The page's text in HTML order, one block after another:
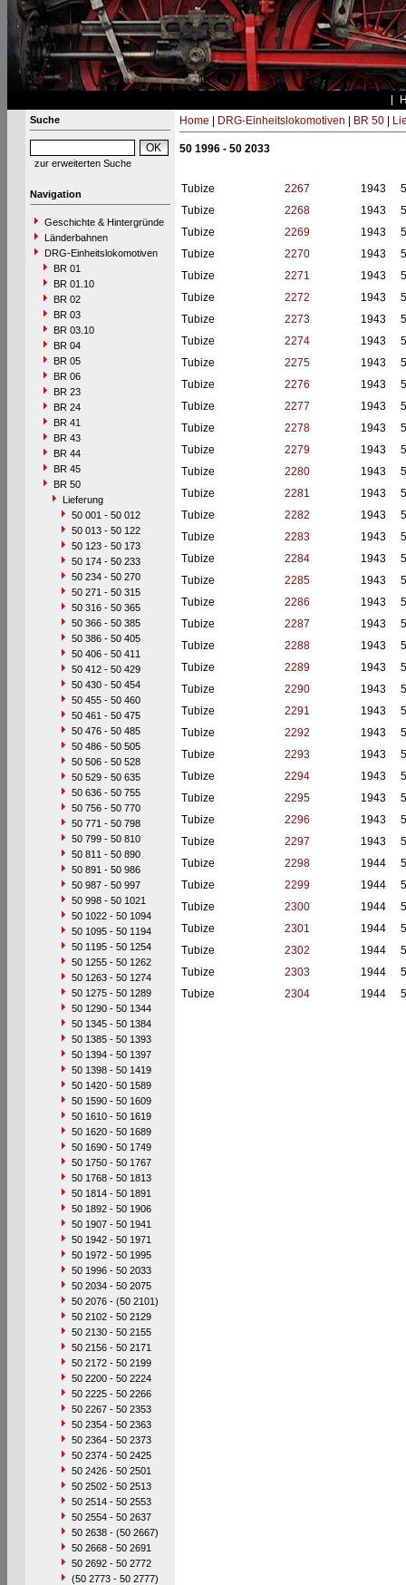
Suche
zur erweiterten Suche
Navigation
Geschichte & Hintergründe
Länderbahnen
DRG-Einheitslokomotiven
BR 01
BR 01.10
BR 02
BR 03
BR 03.10
BR 04
BR 05
BR 06
BR 23
BR 24
BR 41
BR 43
BR 44
BR 45
BR 50
Lieferung
50 001 - 50 012
50 013 - 50 122
50 123 - 50 173
50 174 - 50 233
50 234 - 50 270
50 271 - 50 315
50 316 - 50 365
50 366 - 50 385
50 386 - 50 405
50 406 - 50 411
50 412 - 50 429
50 430 - 50 454
50 455 - 50 460
50 461 - 50 475
50 476 - 50 485
50 486 - 50 505
50 506 - 50 528
50 529 - 50 635
50 636 - 50 755
50 756 - 50 770
50 771 - 50 798
50 799 - 50 810
50 811 - 50 890
50 891 - 50 986
50 987 - 50 997
50 998 - 50 1021
50 1022 - 50 1094
50 1095 - 50 1194
50 1195 - 50 1254
50 1255 - 50 1262
50 1263 - 50 1274
50 1275 - 50 1289
50 1290 - 50 1344
50 1345 - 50 1384
50 1385 - 50 1393
50 1394 - 50 1397
50 1398 - 50 1419
50 1420 - 50 1589
50 1590 - 50 1609
50 1610 - 50 1619
50 1620 - 50 1689
50 1690 - 50 1749
50 1750 - 50 1767
50 1768 - 50 1813
50 1814 - 50 1891
50 1892 - 50 1906
50 1907 - 50 1941
50 1942 - 50 1971
50 1972 - 50 1995
50 1996 - 50 2033
50 2034 - 50 2075
50 2076 - (50 2101)
50 2102 - 50 2129
50 2130 - 50 2155
50 2156 - 50 2171
50 2172 - 50 2199
50 2200 - 50 2224
50 2225 - 50 2266
50 2267 - 50 2353
50 2354 - 50 2363
50 2364 - 50 2373
50 2374 - 50 2425
50 2426 - 50 2501
50 2502 - 50 2513
50 2514 - 50 2553
50 2554 - 50 2637
50 2638 - (50 2667)
50 2668 - 50 2691
50 2692 - 50 2772
(50 2773 - 50 2777)
Home DRG-Einheitslokomotiven BR 50|
50 1996 - 50 2033
Tubize 2267 1943
Tubize
2268 1943
Tubize
2269 1943
Tubize
2270 1943
Tubize
2271 1943
Tubize
2272 1943
Tubize
2273 1943
Tubize
2274 1943
Tubize
2275 1943
Tubize
2276 1943
Tubize
2277 1943
Tubize
2278 1943
Tubize
2279 1943
Tubize
2280 1943
Tubize
2281 1943
Tubize
2282 1943
Tubize
2283 1943
Tubize
2284 1943
Tubize
2285 1943
Tubize
2286 1943
Tubize
2287 1943
Tubize
2288 1943
Tubize
2289 1943
Tubize
2290 1943
Tubize
2291 1943
Tubize
2292 1943
Tubize
2293 1943
Tubize
2294 1943
Tubize
2295 1943
Tubize
2296 1943
Tubize
2297 1943
Tubize
2298 1944
Tubize
2299 1944
Tubize
2300 1944
Tubize
2301 1944
Tubize
2302 1944
Tubize
2303 1944
Tubize
2304 1944